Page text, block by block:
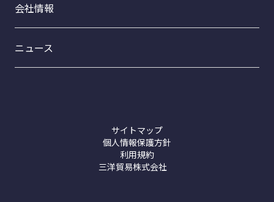
フードサイエンス事業部
ファインケミカル事業部
トライテックスCB-20
プロダクト事業部
会社情報
ニュース
サイトマップ
個人情報保護方針
利用規約
三洋貿易株式会社